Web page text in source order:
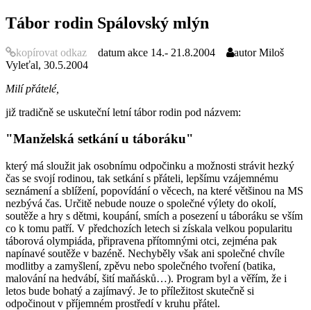
Tábor rodin Spálovský mlýn
kopírovat odkaz datum akce 14.- 21.8.2004 autorMiloš
Vyleťal, 30.5.2004
Milí přátelé,
již tradičně se uskuteční letní tábor rodin pod názvem:
"Manželská setkání u táboráku"
který má sloužit jak osobnímu odpočinku a možnosti strávit hezký
čas se svojí rodinou, tak setkání s přáteli, lepšímu vzájemnému
seznámení a sblížení, popovídání o věcech, na které většinou na MS
nezbývá čas. Určitě nebude nouze o společné výlety do okolí,
soutěže a hry s dětmi, koupání, smích a posezení u táboráku se vším
co k tomu patří. V předchozích letech si získala velkou popularitu
táborová olympiáda, připravena přítomnými otci, zejména pak
napínavé soutěže v bazéně. Nechyběly však ani společné chvíle
modlitby a zamyšlení, zpěvu nebo společného tvoření (batika,
malování na hedvábí, šití maňásků…). Program byl a věřím, že i
letos bude bohatý a zajímavý. Je to příležitost skutečně si
odpočinout v příjemném prostředí v kruhu přátel.